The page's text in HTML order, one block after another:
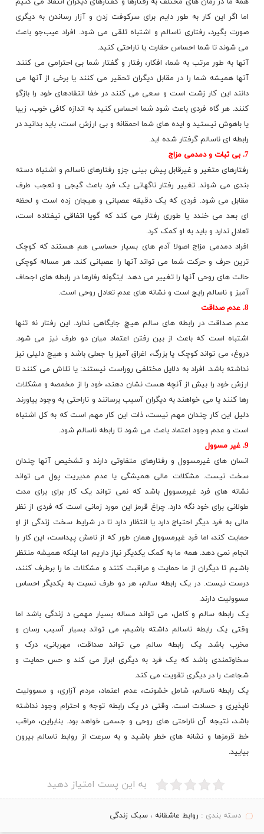
اما اگر این کار به طور دایم برای سرکوفت زدن و آزار رساندن به دیگری
صورت بگیرد، رفتاری ناسالم و اشتباه تلقی می شود. افراد عیب‌جو باعث
می شوند تا شما احساس حقارت یا ناراحتی کنید.
آنها به طور مرتب به شما، افکار، رفتار و گفتار شما بی احترامی می کنند.
آنها همیشه شما را در مقابل دیگران تحقیر می کنند یا برخی از آنها می
دانند این کار زشت است و سعی می کنند در خفا انتقادهایخود را بازگو
کنند. هر گاه فردی باعث شود شما احساس کنید به اندازه کافی خوب، زیبا
یا باهوش نیستید و ایده های شما احمقانه و بی ارزش است، باید بدانید در
رابطه ای ناسالم گرفتار شده اید.
7. بی ثبات و دمدمی مزاج
رفتارهای متغیر و غیرقابل پیش بینی جزو رفتارهای ناسالم و اشتباه دسته
بندی می شوند. تغییر رفتار ناگهانی یک فرد باعث گیجی و تعجب طرف
مقابل می شود. فردی که یک دقیقه عصبانی و هیجان زده است و لحظه
ای بعد می خندد یا طوری رفتار می کند که گویا اتفاقی نیفتاده است،
تعادل ندارد و باید به او کمک کرد.
افراد دمدمی مزاج اصولا آدم های بسیار حساسی هم هستند که کوچک
ترین حرف و حرکت شما می تواند آنها را عصبانی کند. هر مساله کوچکی
حالت های روحی آنها را تغییر می دهد. اینگونه رفارها در رابطه های اجحاف
آمیز و ناسالم رایج است و نشانه های عدم تعادل روحی است.
8. عدم صداقت
عدم صداقت در رابطه های سالم هیچ جایگاهی ندارد. این رفتار نه تنها
اشتباه است که باعث از بین رفتن اعتماد میان دو طرف نیز می شود.
دروغ، می تواند کوچک یا بزرگ، اغراق آمیز یا جعلی باشد و هیچ دلیلی نیز
نداشته باشد. افراد به دلایل مختلفی روراست نیستند: یا تلاش می کنند تا
ارزش خود را بیش از آنچه هست نشان دهند، خود را از مخمصه و مشکلات
رها کنند یا می خواهند به دیگران آسیب برسانند و ناراحتی به وجود بیاورند.
دلیل این کار چندان مهم نیست، ذات این کار مهم است که به کل اشتباه
است و عدم وجود اعتماد باعث می شود تا رابطه ناسالم شود.
9. غیر مسوول
انسان های غیرمسوول و رفتارهای متفاوتی دارند و تشخیص آنها چندان
سخت نیست. مشکلات مالی همیشگی یا عدم مدیریت پول می تواند
نشانه های فرد غیرمسوول باشد که نمی تواند یک کار برای برای مدت
طولانی برای خود نگه دارد. چراغ قرمز این مورد زمانی است که فردی از نظر
مالی به فرد دیگر احتیاج دارد یا انتظار دارد تا در شرایط سخت زندگی از او
حمایت کند، اما فرد غیرمسوول همان طور که از نامش پیداست، این کار را
انجام نمی دهد. همه ما به کمک یکدیگر نیاز داریم اما اینکه همیشه منتظر
باشیم تا دیگران از ما حمایت و مراقبت کنند و مشکلات ما را برطرف کنند،
درست نیست. در یک رابطه سالم، هر دو طرف نسبت به یکدیگر احساس
مسوولیت دارند.
یک رابطه سالم و کامل، می تواند مساله بسیار مهمی د زندگی باشد اما
وقتی یک رابطه ناسالم داشته باشیم، می تواند بسیار آسیب رسان و
مخرب باشد. یک رابطه سالم می تواند صداقت، مهربانی، درک و
سخاوتمندی باشد که یک فرد به دیگری ابراز می کند و حس حمایت و
شجاعت را در دیگری تقویت می کند.
یک رابطه ناسالم، شامل خشونت، عدم اعتماد، مردم آزاری، و مسوولیت
ناپذیری و حسادت است. وقتی در یک رابطه توجه و احترام وجود نداشته
باشد، نتیجه آن ناراحتی های روحی و جسمی خواهد بود. بنابراین، مراقب
خط قرمزها و نشانه های خطر باشید و به سرعت از روابط ناسالم بیرون
بیایید.
به این پست امتیاز دهید
دسته بندی : روابط عاشقانه ،سبک زندگی